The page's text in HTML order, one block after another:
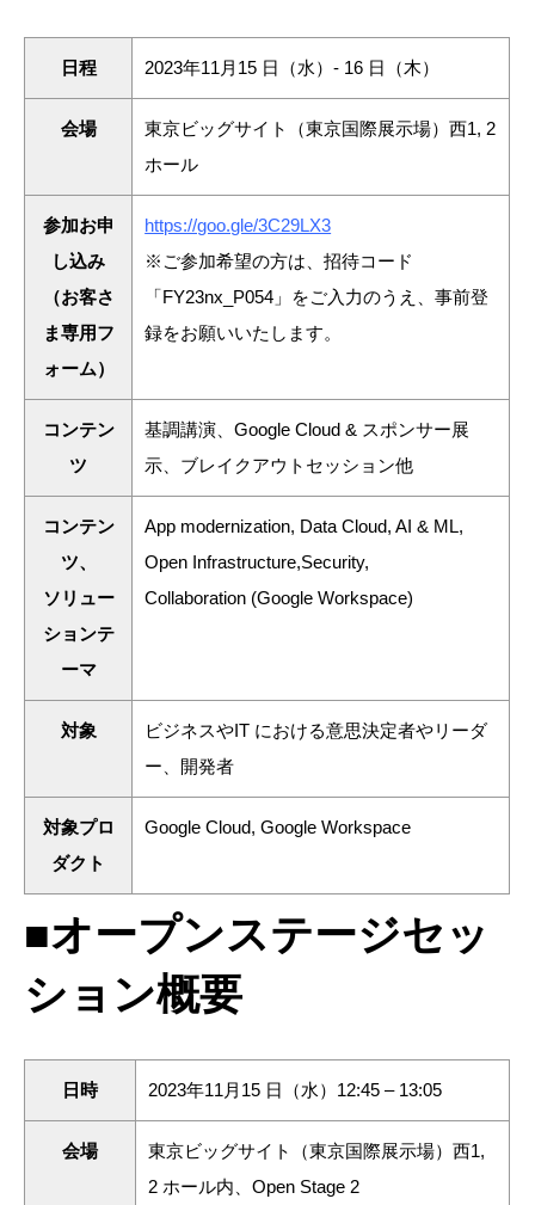
日程 2023年11⽉15 日（水）- 16 ⽇（木）
会場
東京ビッグサイト（東京国際展示場）西1, 2
ホール
参加お申
し込み
（お客さ
ま専用フ
ォーム）
https://goo.gle/3C29LX3
※ご参加希望の方は、招待コード
「FY23nx_P054」をご入力のうえ、事前登
録をお願いいたします。
コンテン
ツ
基調講演、Google Cloud & スポンサー展
示、ブレイクアウトセッション他
コンテン
ツ、
ソリュー
ションテ
ーマ
App modernization, Data Cloud, AI & ML,
Open Infrastructure,Security,
Collaboration (Google Workspace)
対象
ビジネスやIT における意思決定者やリーダ
ー、開発者
対象プロ
ダクト
Google Cloud, Google Workspace
■オープンステージセッ
ション概要
日時 2023年11⽉15 日（水）12:45 – 13:05
会場
東京ビッグサイト（東京国際展示場）西1,
2 ホール内、Open Stage 2